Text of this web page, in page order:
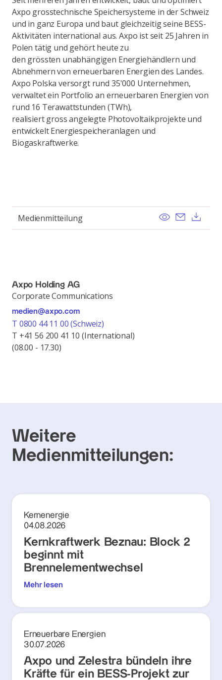
Axpo grosstechnische Speichersysteme in der Schweiz
und in ganz Europa und baut gleichzeitig seine BESS-
Aktivitäten international aus. Axpo ist seit 25 Jahren in
Polen tätig und gehört heute zu
den grössten unabhängigen Energiehändlern und
Abnehmern von erneuerbaren Energien des Landes.
Axpo Polska versorgt rund 35'000 Unternehmen,
verwaltet ein Portfolio an erneuerbaren Energien von
rund 16 Terawattstunden (TWh),
realisiert gross angelegte Photovoltaikprojekte und
entwickelt Energiespeicheranlagen und
Biogaskraftwerke.
Medienmitteilung View Send
Axpo Holding AG
Corporate Communications
medien@axpo.com
T 0800 44 11 00 (Schweiz)
T +41 56 200 41 10 (International)
(08.00 - 17.30)
Weitere
Medienmitteilungen:
Kernenergie
04.08.2026
Kernkraftwerk Beznau: Block 2
beginnt mit
Brennelementwechsel
Mehr lesen
Erneuerbare Energien
30.07.2026
Axpo und Zelestra bündeln ihre
Kräfte für ein BESS-Projekt zur